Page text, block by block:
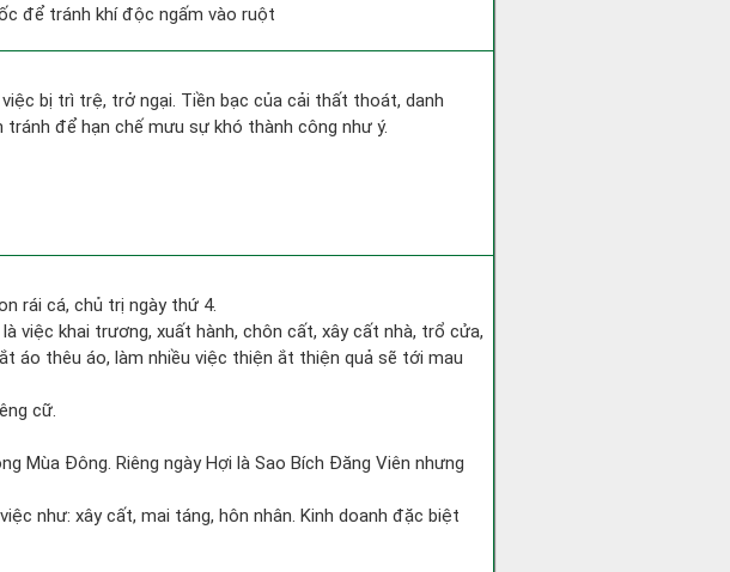
để tránh khí độc ngấm vào ruột
bị trì trệ, trở ngại. Tiền bạc của cải thất thoát, danh
để hạn chế mưu sự khó thành công như ý.
rái cá, chủ trị ngày thứ 4.
việc khai trương, xuất hành, chôn cất, xây cất nhà, trổ cửa,
áo thêu áo, làm nhiều việc thiện ắt thiện quả sẽ tới mau
cữ.
Mùa Đông. Riêng ngày Hợi là Sao Bích Đăng Viên nhưng
như: xây cất, mai táng, hôn nhân. Kinh doanh đặc biệt